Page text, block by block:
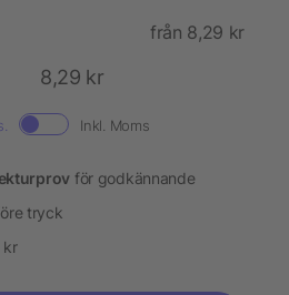
från 8,29 kr
8,29 kr
Inkl. Moms
för godkännande
tryck
kr